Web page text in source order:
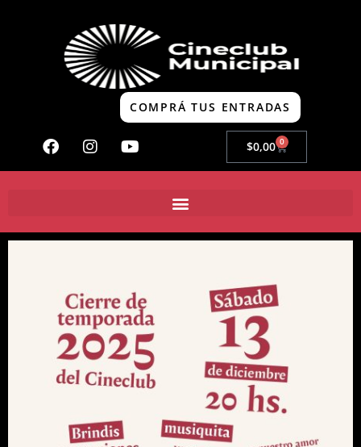
COMPRÁ TUS ENTRADAS
$0,00 0